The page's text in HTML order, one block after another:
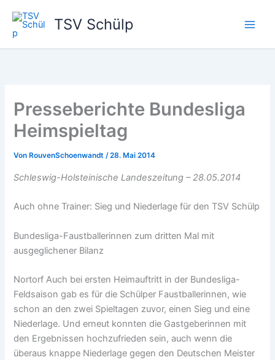
Inhalt
springen
TSV Schülp
Presseberichte Bundesliga
Heimspieltag
Von RouvenSchoenwandt/28. Mai 2014
Schleswig-Holsteinische Landeszeitung – 28.05.2014
Auch ohne Trainer: Sieg und Niederlage für den TSV Schülp
Bundesliga-Faustballerinnen zum dritten Mal mit
ausgeglichener Bilanz
Nortorf Auch bei ersten Heimauftritt in der Bundesliga-
Feldsaison gab es für die Schülper Faustballerinnen, wie
schon an den zwei Spieltagen zuvor, einen Sieg und eine
Niederlage. Und erneut konnten die Gastgeberinnen mit
den Ergebnissen hochzufrieden sein, auch wenn die
überaus knappe Niederlage gegen den Deutschen Meister